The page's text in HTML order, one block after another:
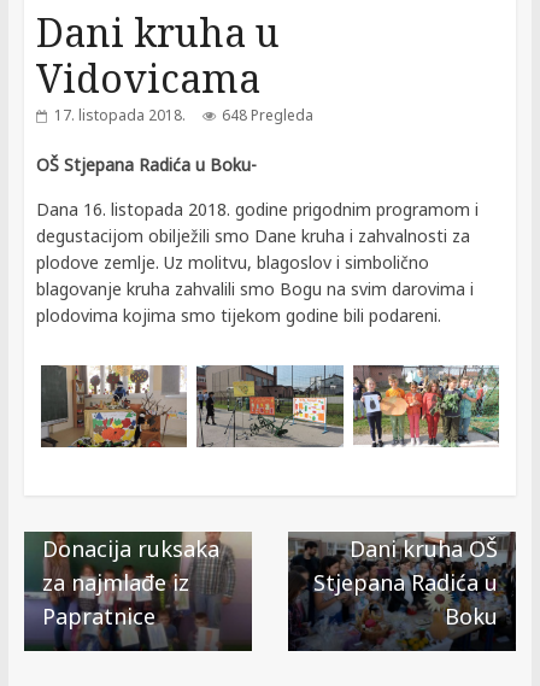
Dani kruha u
Vidovicama
17. listopada 2018. 648 Pregleda
OŠ Stjepana Radića u Boku-
Dana 16. listopada 2018. godine prigodnim programom i
degustacijom obilježili smo Dane kruha i zahvalnosti za
plodove zemlje. Uz molitvu, blagoslov i simbolično
blagovanje kruha zahvalili smo Bogu na svim darovima i
plodovima kojima smo tijekom godine bili podareni.
Donacija ruksaka
za najmlađe iz
Papratnice
Dani kruha OŠ
Stjepana Radića u
Boku